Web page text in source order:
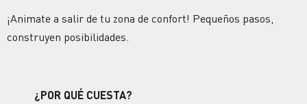
¡Animate a salir de tu zona de confort! Pequeños pasos,
construyen posibilidades.
¿POR QUÉ CUESTA?